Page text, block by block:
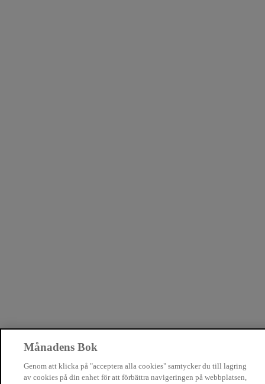
Månadens Bok
Genom att klicka på "acceptera alla cookies" samtycker du till lagring
av cookies på din enhet för att förbättra navigeringen på webbplatsen,